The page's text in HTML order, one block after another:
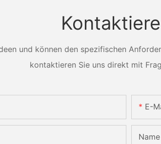
und können den spezifischen
kontaktieren Sie uns direkt mit
E-